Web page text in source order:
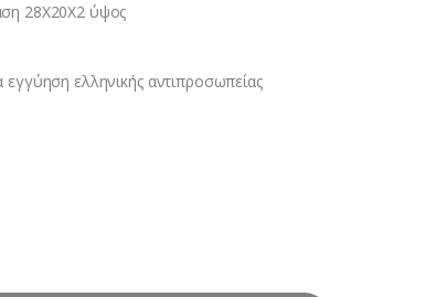
28Χ20Χ2 ύψος
εγγύηση ελληνικής αντιπροσωπείας